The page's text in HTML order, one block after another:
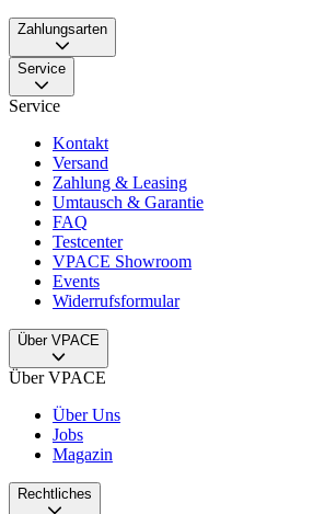
Zahlungsarten
Service
Service
Kontakt
Versand
Zahlung & Leasing
Umtausch & Garantie
FAQ
Testcenter
VPACE Showroom
Events
Widerrufsformular
Über VPACE
Über VPACE
Über Uns
Jobs
Magazin
Rechtliches